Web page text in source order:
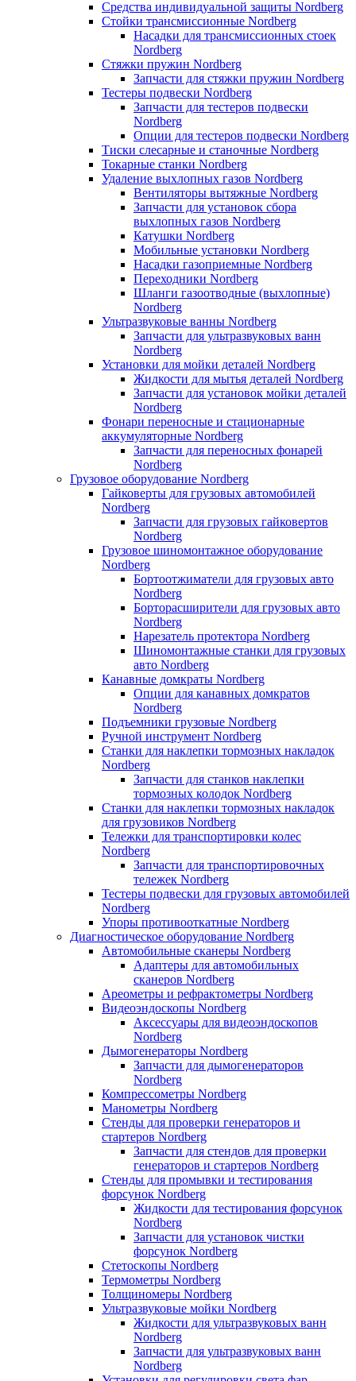
Средства индивидуальной защиты Nordberg
Стойки трансмиссионные Nordberg
Насадки для трансмиссионных стоек
Nordberg
Стяжки пружин Nordberg
Запчасти для стяжки пружин Nordberg
Тестеры подвески Nordberg
Запчасти для тестеров подвески
Nordberg
Опции для тестеров подвески Nordberg
Тиски слесарные и станочные Nordberg
Токарные станки Nordberg
Удаление выхлопных газов Nordberg
Вентиляторы вытяжные Nordberg
Запчасти для установок сбора
выхлопных газов Nordberg
Катушки Nordberg
Мобильные установки Nordberg
Насадки газоприемные Nordberg
Переходники Nordberg
Шланги газоотводные (выхлопные)
Nordberg
Ультразвуковые ванны Nordberg
Запчасти для ультразвуковых ванн
Nordberg
Установки для мойки деталей Nordberg
Жидкости для мытья деталей Nordberg
Запчасти для установок мойки деталей
Nordberg
Фонари переносные и стационарные
аккумуляторные Nordberg
Запчасти для переносных фонарей
Nordberg
Грузовое оборудование Nordberg
Гайковерты для грузовых автомобилей
Nordberg
Запчасти для грузовых гайковертов
Nordberg
Грузовое шиномонтажное оборудование
Nordberg
Бортоотжиматели для грузовых авто
Nordberg
Борторасширители для грузовых авто
Nordberg
Нарезатель протектора Nordberg
Шиномонтажные станки для грузовых
авто Nordberg
Канавные домкраты Nordberg
Опции для канавных домкратов
Nordberg
Подъемники грузовые Nordberg
Ручной инструмент Nordberg
Станки для наклепки тормозных накладок
Nordberg
Запчасти для станков наклепки
тормозных колодок Nordberg
Станки для наклепки тормозных накладок
для грузовиков Nordberg
Тележки для транспортировки колес
Nordberg
Запчасти для транспортировочных
тележек Nordberg
Тестеры подвески для грузовых автомобилей
Nordberg
Упоры противооткатные Nordberg
Диагностическое оборудование Nordberg
Автомобильные сканеры Nordberg
Адаптеры для автомобильных
сканеров Nordberg
Ареометры и рефрактометры Nordberg
Видеоэндоскопы Nordberg
Аксессуары для видеоэндоскопов
Nordberg
Дымогенераторы Nordberg
Запчасти для дымогенераторов
Nordberg
Компрессометры Nordberg
Манометры Nordberg
Стенды для проверки генераторов и
стартеров Nordberg
Запчасти для стендов для проверки
генераторов и стартеров Nordberg
Стенды для промывки и тестирования
форсунок Nordberg
Жидкости для тестирования форсунок
Nordberg
Запчасти для установок чистки
форсунок Nordberg
Стетоскопы Nordberg
Термометры Nordberg
Толщиномеры Nordberg
Ультразвуковые мойки Nordberg
Жидкости для ультразвуковых ванн
Nordberg
Запчасти для ультразвуковых ванн
Nordberg